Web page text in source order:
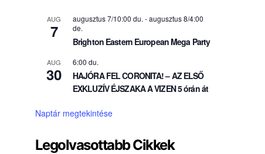
AUG
7
augusztus 7/10:00 du. -augusztus 8/4:00
de.
Brighton Eastern European Mega Party
AUG
30
6:00 du.
HAJÓRA FEL CORONITA! – AZ ELSŐ
EXKLUZÍV ÉJSZAKA A VIZEN 5 órán át
Naptár megtekintése
Legolvasottabb Cikkek